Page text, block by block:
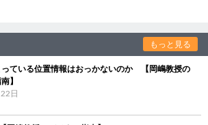
もっと見る
っている位置情報はおっかないのか 【岡嶋教授の
】
日